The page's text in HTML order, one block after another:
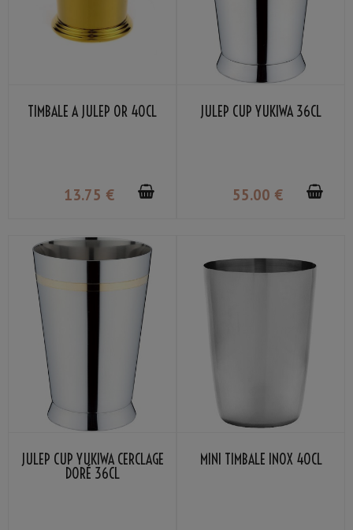
TIMBALE À JULEP OR 40CL
13.75 €
JULEP CUP YUKIWA 36CL
55.00 €
JULEP CUP YUKIWA CERCLAGE
DORÉ 36CL
MINI TIMBALE INOX 40CL